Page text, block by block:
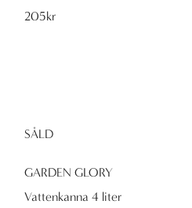
205kr
SÅLD
GARDEN GLORY
Vattenkanna 4 liter